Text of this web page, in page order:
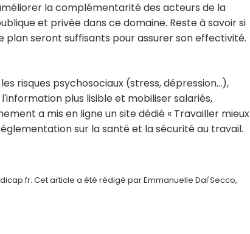
la complémentarité des acteurs de la
et privée dans ce domaine. Reste à savoir si
plan seront suffisants pour assurer son effectivité.
risques psychosociaux (stress, dépression…),
plus lisible et mobiliser salariés,
a mis en ligne un site dédié « Travailler mieux
sur la santé et la sécurité au travail.
Cet article a été rédigé par Emmanuelle Dal'Secco,